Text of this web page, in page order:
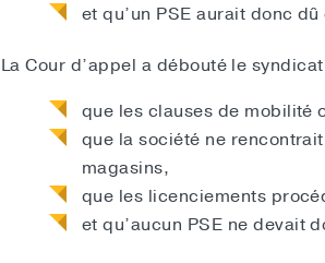
et qu’un PSE aurait donc
La Cour d’appel a débouté le
que les clauses de mobilité
que la société ne
magasins,
que les licenciements
et qu’aucun PSE ne devait